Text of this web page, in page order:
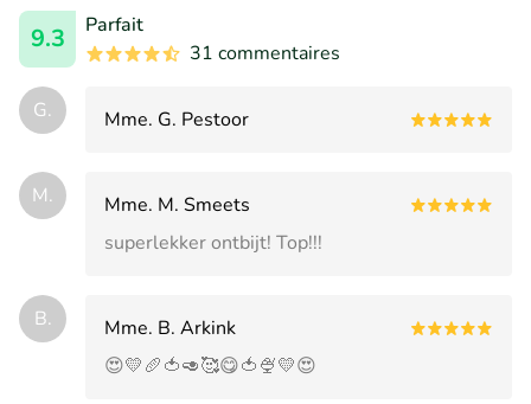
9.3
Parfait
31 commentaires
G. Mme. G. Pestoor
M.
Mme. M. Smeets
superlekker ontbijt! Top!!!
B.
Mme. B. Arkink
😍💛🥖🍅🥑🥰😋🍅🍨💛😍